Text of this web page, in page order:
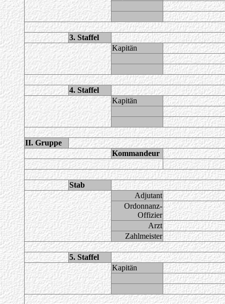
3. Staffel
Kapitän
4. Staffel
Kapitän
II. Gruppe
Kommandeur
Stab
Adjutant
Ordonnanz-
Offizier
Arzt
Zahlmeister
5. Staffel
Kapitän